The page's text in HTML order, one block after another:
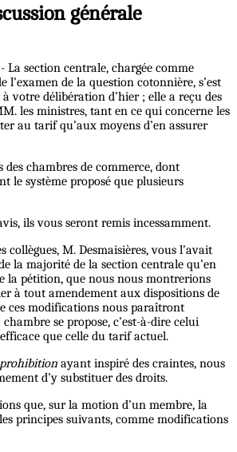
générale
La section centrale, chargée comme
l’examen de la question cotonnière, s’est
votre délibération d’hier ; elle a reçu des
les ministres, tant en ce qui concerne les
au tarif qu’aux moyens d’en assurer
des chambres de commerce, dont
le système proposé que plusieurs
ils vous seront remis incessamment.
collègues, M. Desmaisières, vous l’avait
la majorité de la section centrale qu’en
la pétition, que nous nous montrerions
à tout amendement aux dispositions de
ces modifications nous paraîtront
se propose, c’est-à-dire celui
que celle du tarif actuel.
prohibition ayant inspiré des craintes, nous
d’y substituer des droits.
que, sur la motion d’un membre, la
principes suivants, comme modifications